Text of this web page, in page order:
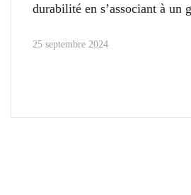
durabilité en s’associant à un
25 septembre 2024